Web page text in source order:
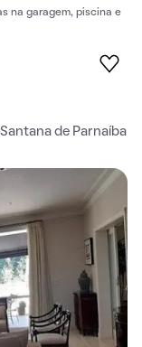
na garagem, piscina e
de Parnaíba